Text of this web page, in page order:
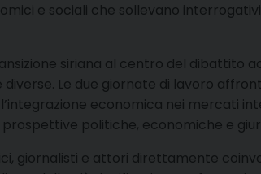
e sociali che sollevano
siriana al centro del dibattito
Le due giornate di lavoro
economica nei mercati
politiche, economiche e
giornalisti e attori direttamente